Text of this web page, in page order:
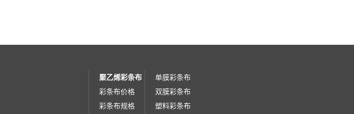
聚乙烯彩条布
单膜彩条布
彩条布价格
双膜彩条布
彩条布规格
塑料彩条布